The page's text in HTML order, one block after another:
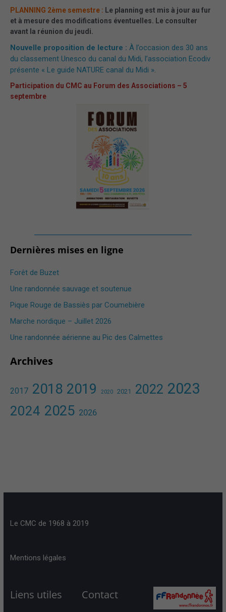
PLANNING 2ème semestre : Le planning est mis à jour au fur
et à mesure des modifications éventuelles. Le consulter
avant la réunion du jeudi.
Nouvelle proposition de lecture : À l’occasion des 30 ans
du classement Unesco du canal du Midi, l’association Ecodiv
présente « Le guide NATURE canal du Midi ».
Participation du CMC au Forum des Associations – 5
septembre
Dernières mises en ligne
Forêt de Buzet
Une randonnée sauvage et soutenue
Pique Rouge de Bassiès par Coumebière
Marche nordique – Juillet 2026
Une randonnée aérienne au Pic des Calmettes ​
Archives
2017 2018 2019 2020 2021 2022 2023
2024 2025 2026
Le CMC de 1968 à 2019
Mentions légales
Liens utiles Contact